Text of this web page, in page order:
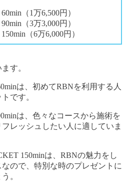
（1万6,500円）
（3万3,000円）
（6万6,000円）
す。
は、初めてRBNを利用する人
です。
は、色々なコースから施術を
レッシュしたい人に適していま
150minは、RBNの魅力をし
ので、特別な時のプレゼントに
。